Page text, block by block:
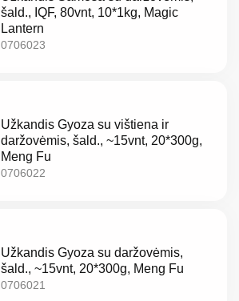
šald., IQF, 80vnt, 10*1kg, Magic
Lantern
0706023
Užkandis Gyoza su vištiena ir
daržovėmis, šald., ~15vnt, 20*300g,
Meng Fu
0706022
Užkandis Gyoza su daržovėmis,
šald., ~15vnt, 20*300g, Meng Fu
0706021